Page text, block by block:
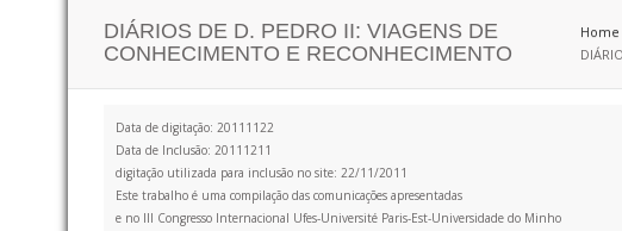
DIÁRIOS DE D. PEDRO II: VIAGENS DE
CONHECIMENTO E RECONHECIMENTO
Home
Data de digitação: 20111122
Data de Inclusão: 20111211
digitação utilizada para inclusão no site: 22/11/2011
Este trabalho é uma compilação das comunicações apresentadas
e no III Congresso Internacional Ufes-Université Paris-Est-Universidade do Minho